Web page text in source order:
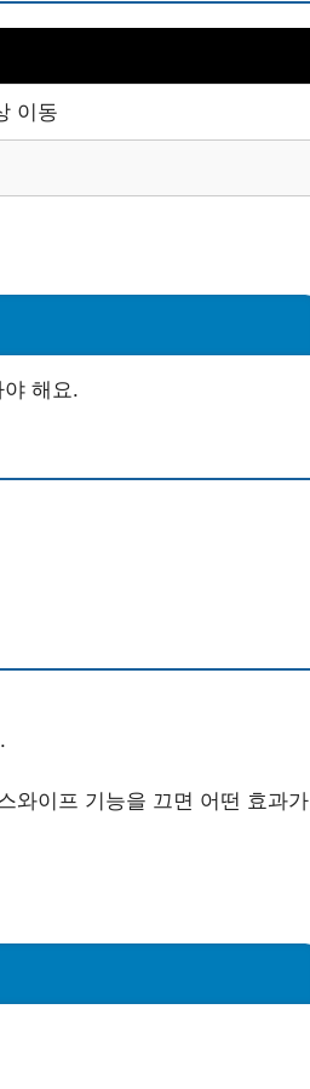
이동
해요.
와이프 기능을 끄면 어떤 효과가